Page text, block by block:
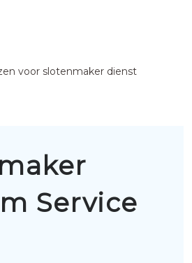
voor slotenmaker dienst
Service